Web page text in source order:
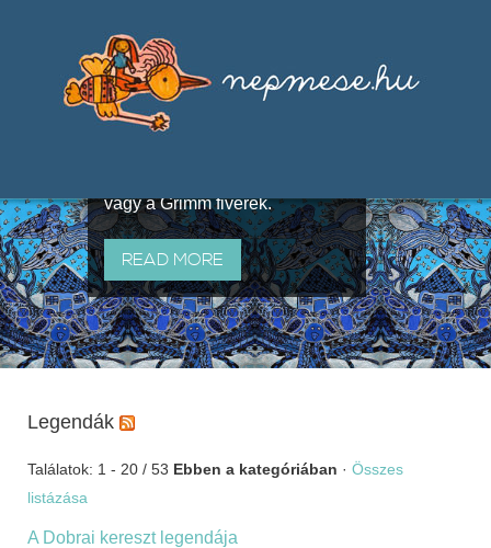
útján terjedő elbeszélésekből,
melyeket olyan ismert gyűjtők
állítottak össze, mint Benedek
vagy a Grimm fivérek.
READ MORE
Legendák
Találatok: 1 - 20 / 53 Ebben a kategóriában · Összes
listázása
A Dobrai kereszt legendája